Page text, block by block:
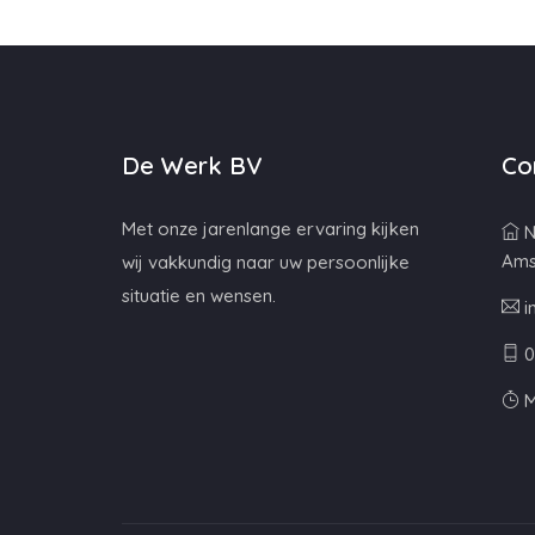
De Werk BV
Met onze jarenlange ervaring kijken
wij vakkundig naar uw persoonlijke
situatie en wensen.